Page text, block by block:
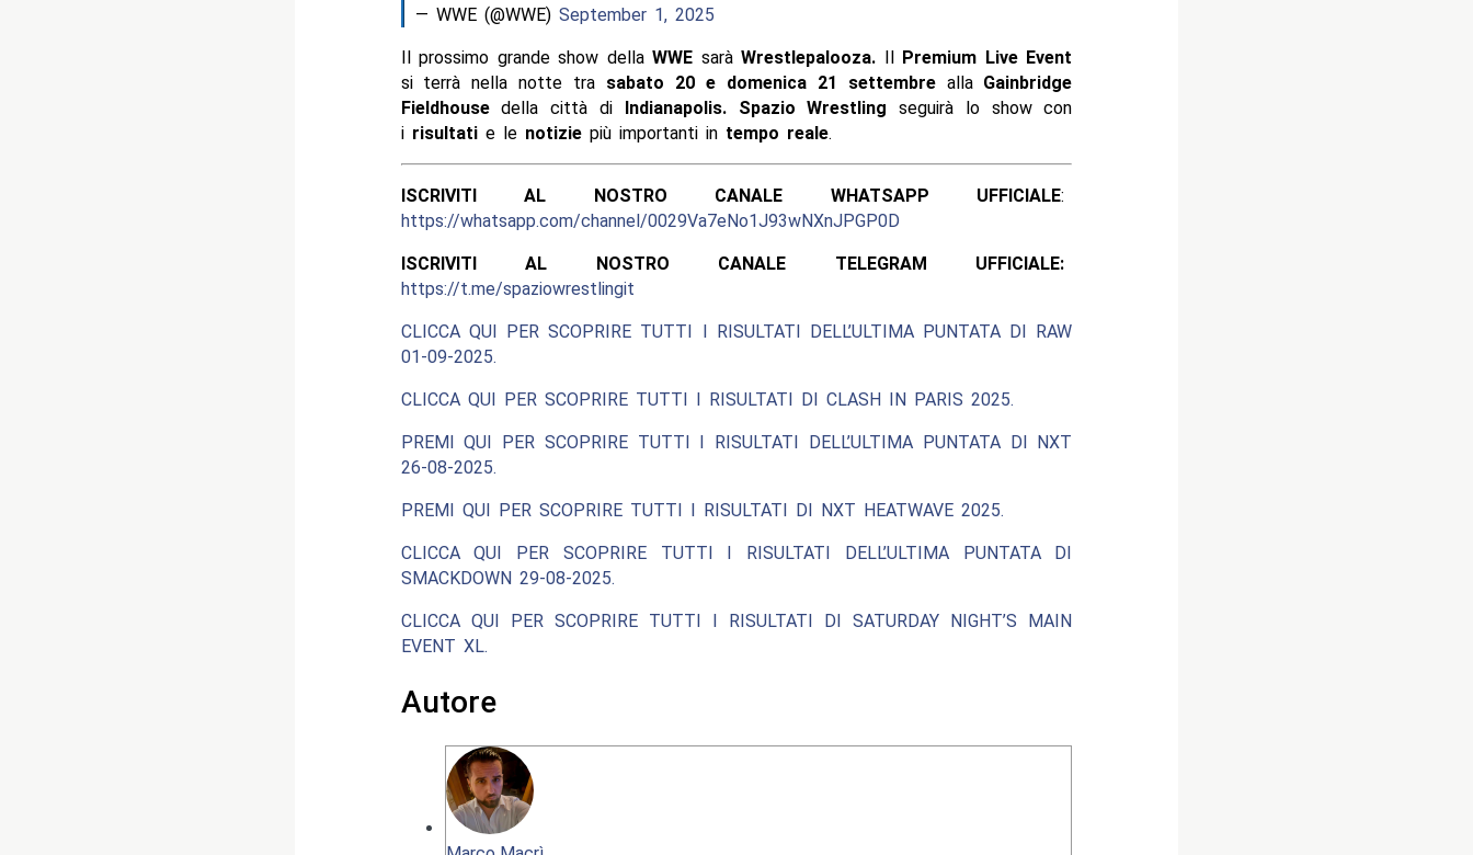
— WWE (@WWE) September 1, 2025
Il prossimo grande show dellaWWE saràWrestlepalooza. Il Premium Live Event
si terrà nella notte tra sabato 20 e domenica 21 settembrealla Gainbridge
Fieldhousedella città di Indianapolis. Spazio Wrestling seguirà lo show con
i risultatie le notiziepiù importanti in tempo reale.
ISCRIVITI AL NOSTRO CANALE WHATSAPP UFFICIALE:
https://whatsapp.com/channel/0029Va7eNo1J93wNXnJPGP0D
ISCRIVITI AL NOSTRO CANALE TELEGRAM UFFICIALE:
https://t.me/spaziowrestlingit
CLICCA QUI PER SCOPRIRE TUTTI I RISULTATI DELL’ULTIMA PUNTATA DI RAW
01-09-2025.
CLICCA QUI PER SCOPRIRE TUTTI I RISULTATI DI CLASH IN PARIS 2025.
PREMI QUI PER SCOPRIRE TUTTI I RISULTATI DELL’ULTIMA PUNTATA DI NXT
26-08-2025.
PREMI QUI PER SCOPRIRE TUTTI I RISULTATI DI NXT HEATWAVE 2025.
CLICCA QUI PER SCOPRIRE TUTTI I RISULTATI DELL’ULTIMA PUNTATA DI
SMACKDOWN 29-08-2025.
CLICCA QUI PER SCOPRIRE TUTTI I RISULTATI DI SATURDAY NIGHT’S MAIN
EVENT XL.
Autore